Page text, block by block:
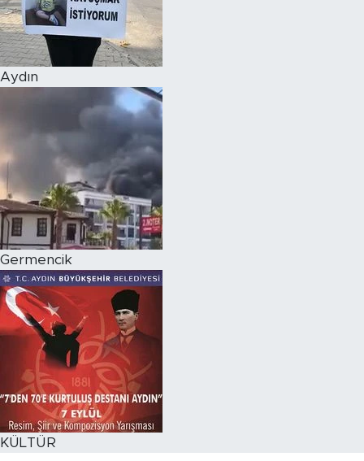
Aydın
Germencik
KÜLTÜR